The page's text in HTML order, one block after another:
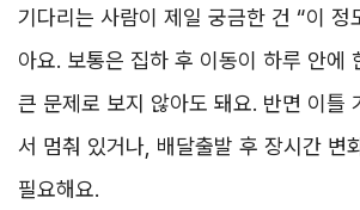
기다리는 사람이 제일 궁금한 건 “이 정
아요. 보통은 집하 후 이동이 하루 안에
큰 문제로 보지 않아도 돼요. 반면 이틀
서 멈춰 있거나, 배달출발 후 장시간 변
필요해요.